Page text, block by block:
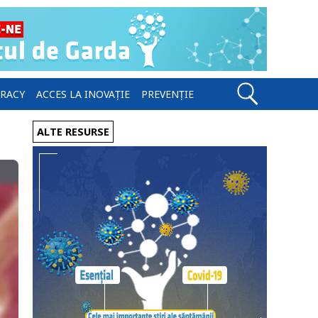
ACCES LA INOVAȚIE PREVENȚIE
ALTE RESURSE